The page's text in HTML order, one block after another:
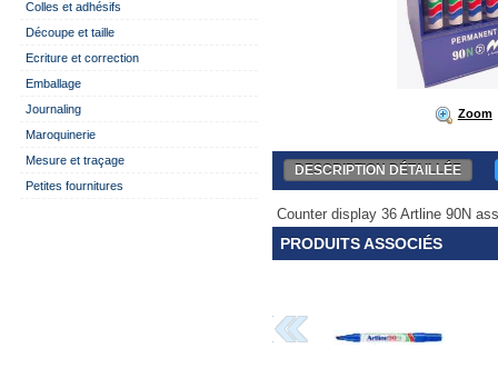
Colles et adhésifs
Découpe et taille
Ecriture et correction
Emballage
Journaling
Maroquinerie
Mesure et traçage
Petites fournitures
Zoom
DESCRIPTION DÉTAILLÉE
Counter display 36 Artline 90N
PRODUITS ASSOCIÉS